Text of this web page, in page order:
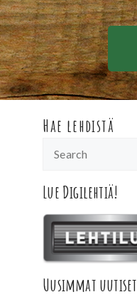
Hae lehdistä
Lue Digilehtiä!
Uusimmat uutiset